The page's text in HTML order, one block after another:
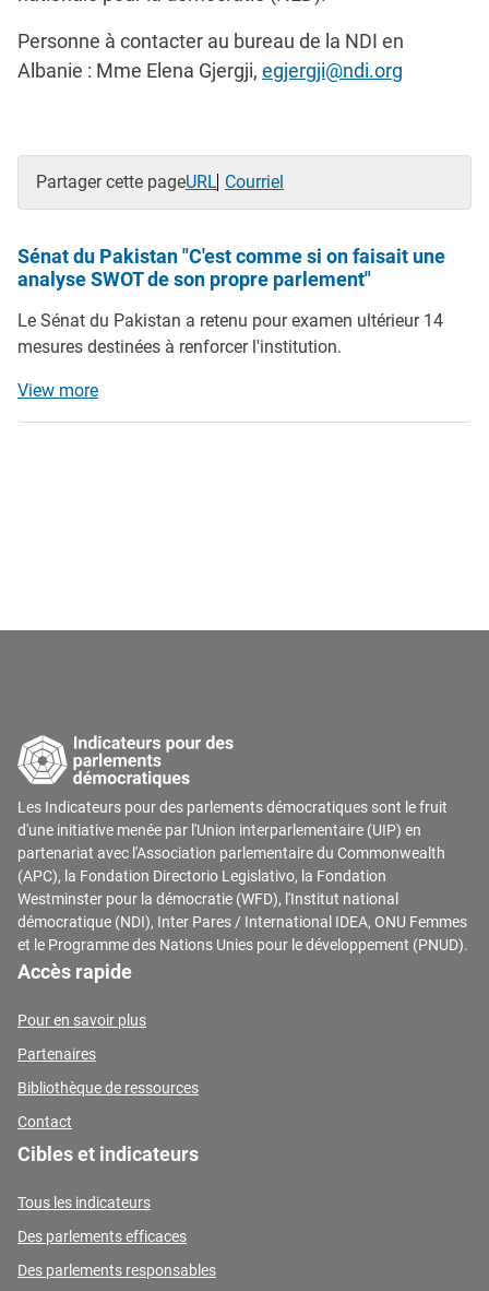
Personne à contacter au bureau de la NDI en
Albanie : Mme Elena Gjergji, egjergji@ndi.org
Partager cette pageURL Courriel
Sénat du Pakistan "C'est comme si on faisait une
analyse SWOT de son propre parlement"
Le Sénat du Pakistan a retenu pour examen ultérieur 14
mesures destinées à renforcer l'institution.
View more
Les Indicateurs pour des parlements démocratiques sont le fruit
d'une initiative menée par l'Union interparlementaire (UIP) en
partenariat avec l'Association parlementaire du Commonwealth
(APC), la Fondation Directorio Legislativo, la Fondation
Westminster pour la démocratie (WFD), l'Institut national
démocratique (NDI), Inter Pares / International IDEA, ONU Femmes
et le Programme des Nations Unies pour le développement (PNUD).
Accès rapide
Pour en savoir plus
Partenaires
Bibliothèque de ressources
Contact
Cibles et indicateurs
Tous les indicateurs
Des parlements efficaces
Des parlements responsables